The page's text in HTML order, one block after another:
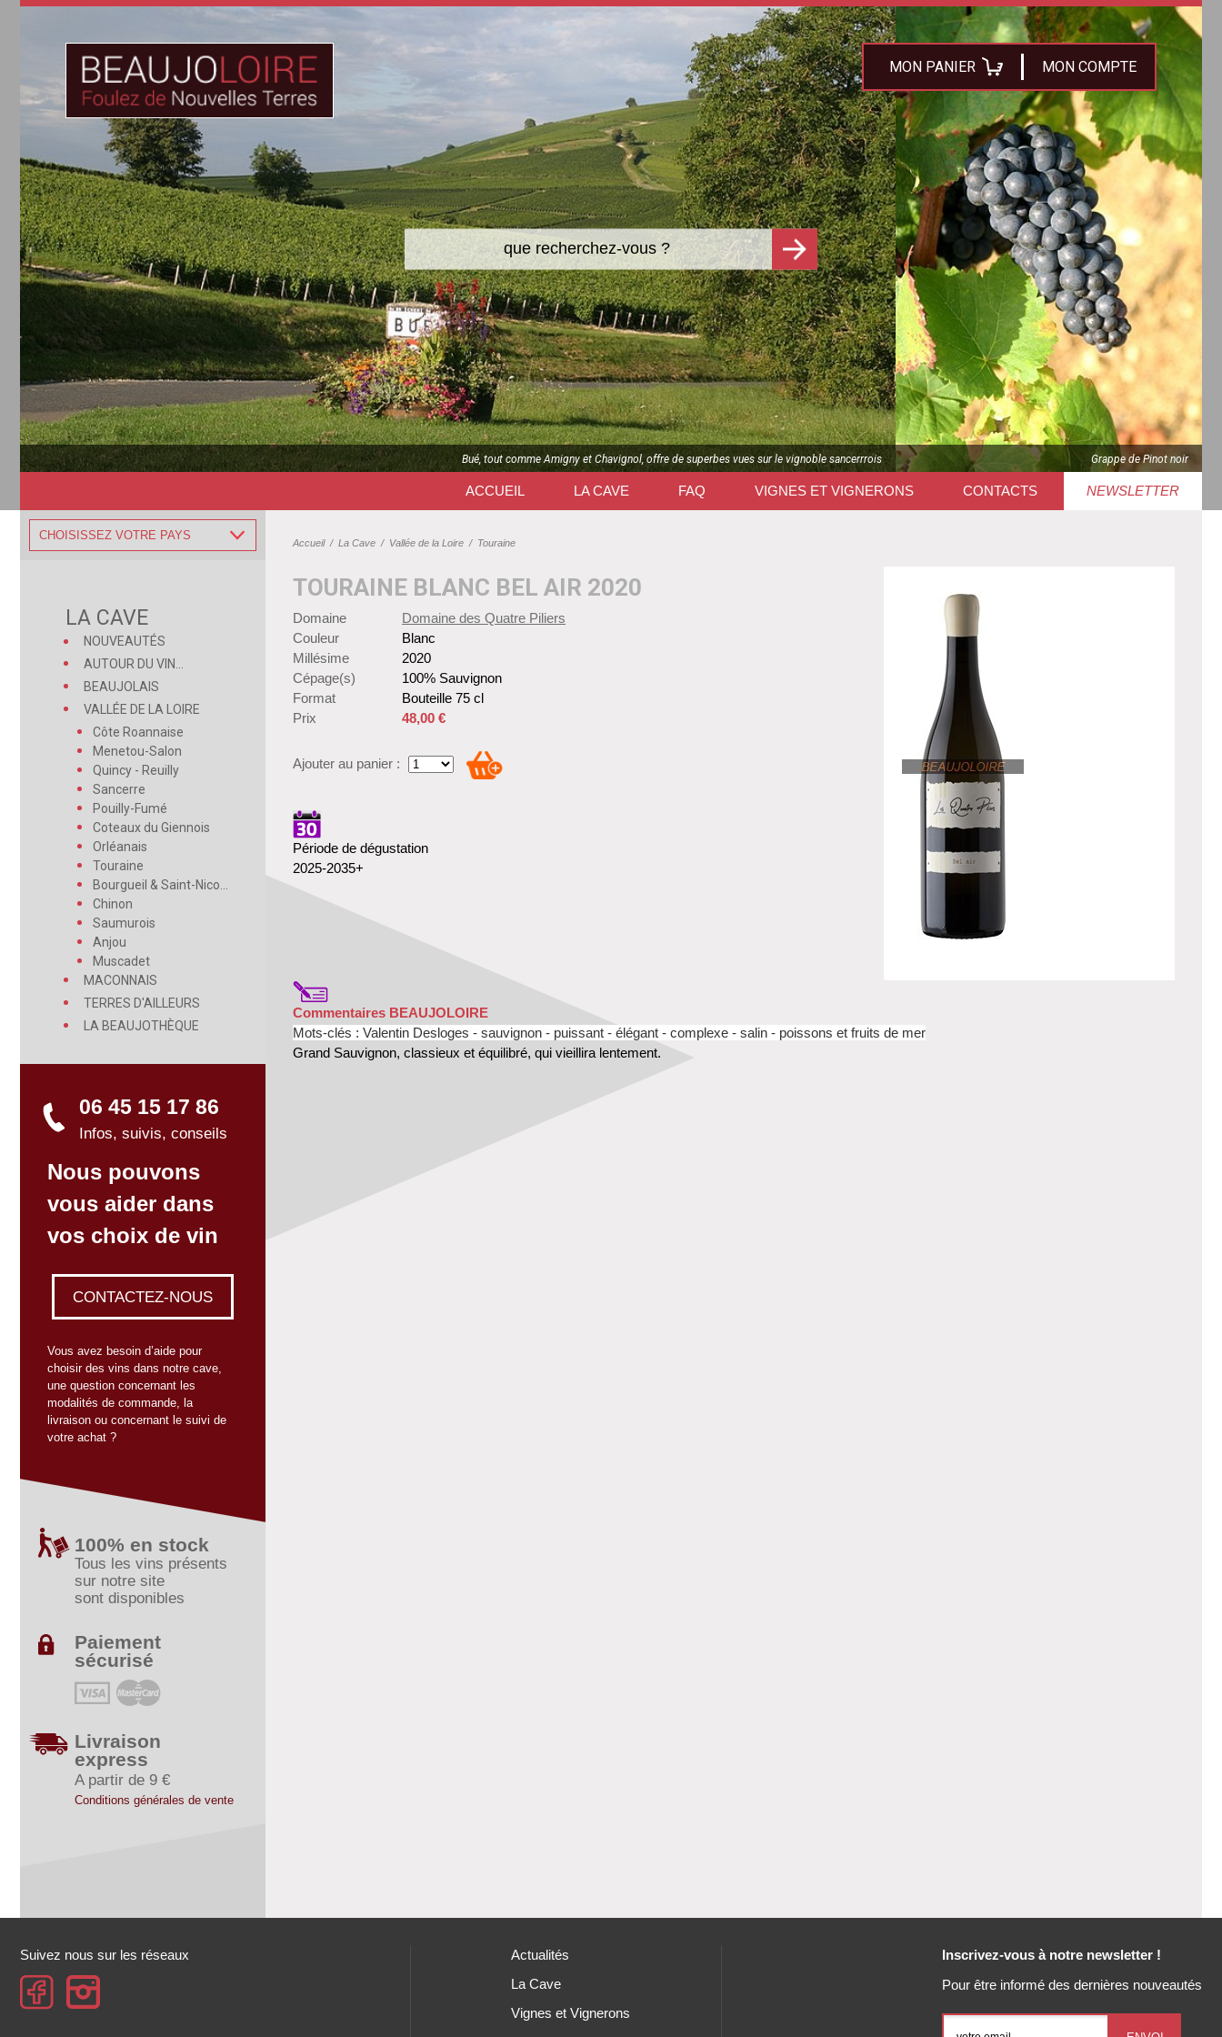
MON PANIER MON COMPTE
Bué, tout comme Amigny et Chavignol, offre de superbes vues sur le vignoble sancerrrois Grappe de Pinot noir
ACCUEIL LA CAVE FAQ VIGNES ET VIGNERONS CONTACTS NEWSLETTER
CHOISISSEZ VOTRE PAYS
LA CAVE
NOUVEAUTÉS
AUTOUR DU VIN...
BEAUJOLAIS
VALLÉE DE LA LOIRE
Côte Roannaise
Menetou-Salon
Quincy - Reuilly
Sancerre
Pouilly-Fumé
Coteaux du Giennois
Orléanais
Touraine
Bourgueil & Saint-Nicolas
Chinon
Saumurois
Anjou
Muscadet
MACONNAIS
TERRES D'AILLEURS
LA BEAUJOTHÈQUE
06 45 15 17 86
Infos, suivis, conseils
Nous pouvons
vous aider dans
vos choix de vin
CONTACTEZ-NOUS
Vous avez besoin d’aide pour
choisir des vins dans notre cave,
une question concernant les
modalités de commande, la
livraison ou concernant le suivi de
votre achat ?
100% en stock
Tous les vins présents
sur notre site
sont disponibles
Paiement
sécurisé
Livraison
express
A partir de 9 €
Conditions générales de vente
Accueil/ La Cave / Vallée de la Loire / Touraine
TOURAINE BLANC BEL AIR 2020
Domaine
Domaine des Quatre Piliers
Couleur
Blanc
Millésime
2020
Cépage(s)
100% Sauvignon
Format
Bouteille 75 cl
Prix
48,00 €
Ajouter au panier :
Période de dégustation
2025-2035+
Commentaires BEAUJOLOIRE
Mots-clés : Valentin Desloges - sauvignon - puissant - élégant - complexe - salin - poissons et fruits de mer
Grand Sauvignon, classieux et équilibré, qui vieillira lentement.
Actualités
La Cave
Vignes et Vignerons
Suivez nous sur les réseaux
Inscrivez-vous à notre newsletter !
Pour être informé des dernières nouveautés